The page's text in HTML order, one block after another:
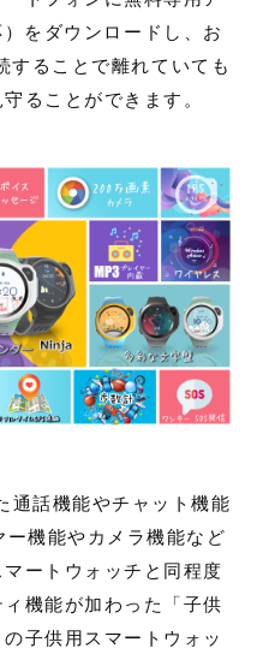
をダウンロードし、お
ることで離れていても
ることができます。
通話機能やチャット機能
機能やカメラ機能など
ートウォッチと同程度
機能が加わった「子供
子供用スマートウォッ